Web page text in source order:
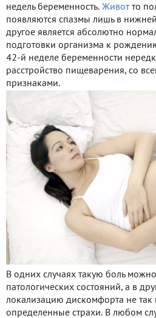
недель беременность. Животто
появляются спазмы лишь в нижней
другое является абсолютно
подготовки организма к
42-й неделе беременности
расстройство пищеварения, со
признаками.
В одних случаях такую боль
патологических состояний, а в
локализацию дискомфорта не так
определенные страхи. В любом